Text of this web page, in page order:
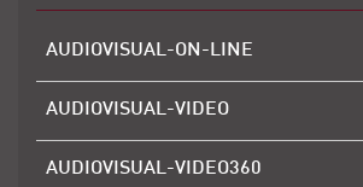
AUDIOVISUAL-ON-LINE
AUDIOVISUAL-VIDEO
AUDIOVISUAL-VIDEO360